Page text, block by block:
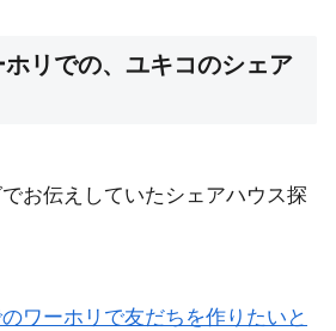
ホリでの、ユキコのシェア
お伝えしていたシェアハウス探
ワーホリで友だちを作りたいと